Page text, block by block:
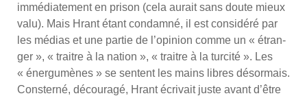
immé­dia­te­ment en pri­son (cela aurait sans doute mieux
valu). Mais Hrant étant condam­né, il est consi­dé­ré par
les médias et une par­tie de l’o­pi­nion comme un « étran­
ger », « traitre à la nation », « traitre à la tur­ci­té ». Les
« éner­gu­mènes » se sentent les mains libres désor­mais.
Conster­né, décou­ra­gé, Hrant écri­vait juste avant d’être